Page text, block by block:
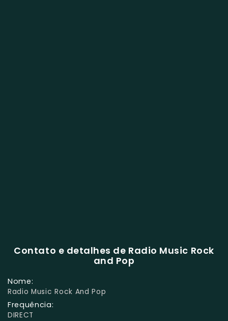
Contato e detalhes de Radio Music Rock
and Pop
Nome:
Radio Music Rock And Pop
Frequência:
DIRECT